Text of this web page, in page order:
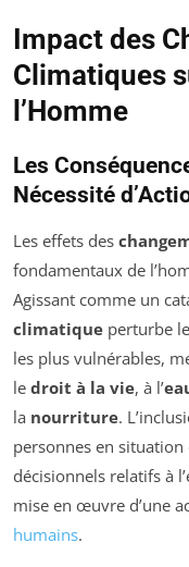
Impact des
Climatiques
l’Homme
Les
Nécessité
Les effets des
fondamentaux de
Agissant comme un
climatique perturbe
les plus vulnérables,
le droit à la vie, à l’
la nourriture.
personnes en
décisionnels relatifs à
mise en œuvre d’une
humains.